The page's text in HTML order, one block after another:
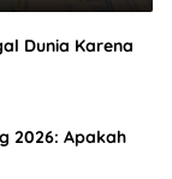
Dunia Karena
2026: Apakah